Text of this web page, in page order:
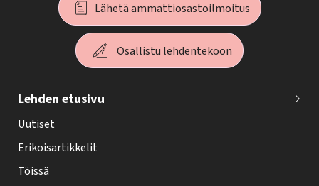
Lähetä ammattiosastoilmoitus
Osallistu lehdentekoon
e
h
y
-
Lehden etusivu
Uutiset
Erikoisartikkelit
Töissä